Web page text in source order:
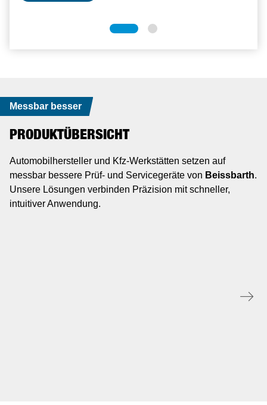
Messbar besser
PRODUKTÜBERSICHT
Automobilhersteller und Kfz-Werkstätten setzen auf
messbar bessere Prüf- und Servicegeräte von Beissbarth.
Unsere Lösungen verbinden Präzision mit schneller,
intuitiver Anwendung.